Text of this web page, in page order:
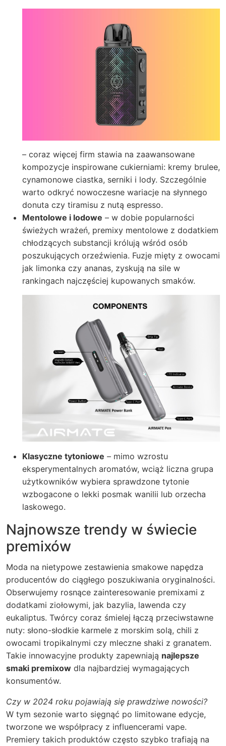
– coraz więcej firm stawia na zaawansowane
kompozycje inspirowane cukierniami: kremy brulee,
cynamonowe ciastka, serniki i lody. Szczególnie
warto odkryć nowoczesne wariacje na słynnego
donuta czy tiramisu z nutą espresso.
Mentolowe i lodowe – w dobie popularności
świeżych wrażeń, premixy mentolowe z dodatkiem
chłodzących substancji królują wśród osób
poszukujących orzeźwienia. Fuzje mięty z owocami
jak limonka czy ananas, zyskują na sile w
rankingach najczęściej kupowanych smaków.
Klasyczne tytoniowe – mimo wzrostu
eksperymentalnych aromatów, wciąż liczna grupa
użytkowników wybiera sprawdzone tytonie
wzbogacone o lekki posmak wanilii lub orzecha
laskowego.
Najnowsze trendy w świecie
premixów
Moda na nietypowe zestawienia smakowe napędza
producentów do ciągłego poszukiwania oryginalności.
Obserwujemy rosnące zainteresowanie premixami z
dodatkami ziołowymi, jak bazylia, lawenda czy
eukaliptus. Twórcy coraz śmielej łączą przeciwstawne
nuty: słono-słodkie karmele z morskim solą, chili z
owocami tropikalnymi czy mleczne shaki z granatem.
Takie innowacyjne produkty zapewniają najlepsze
smaki premixow dla najbardziej wymagających
konsumentów.
Czy w 2024 roku pojawiają się prawdziwe nowości?
W tym sezonie warto sięgnąć po limitowane edycje,
tworzone we współpracy z influencerami vape.
Premiery takich produktów często szybko trafiają na